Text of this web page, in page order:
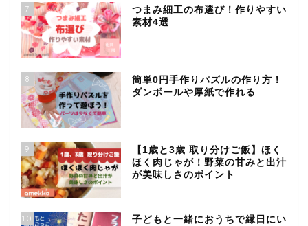
7
つまみ細工の布選び！作りやすい
素材4選
8
簡単0円手作りパズルの作り方！
ダンボールや厚紙で作れる
9
【1歳と3歳 取り分けご飯】ほく
ほく肉じゃが！野菜の甘みと出汁
が美味しさのポイント
10
子どもと一緒におうちで縁日にい